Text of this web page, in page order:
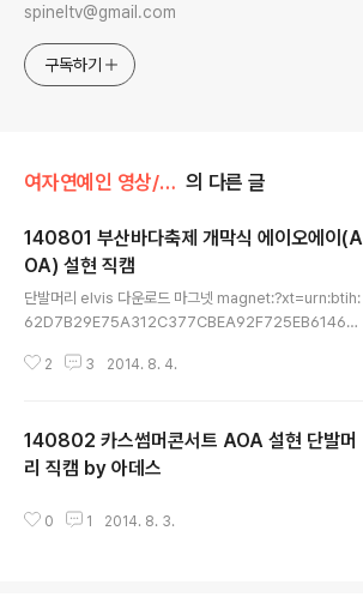
spineltv@gmail.com
구독하기
여자연예인 영상/AOA 의 다른 글
140801 부산바다축제 개막식 에이오에이(A
OA) 설현 직캠
단발머리 elvis 다운로드 마그넷 magnet:?xt=urn:btih:
62D7B29E75A312C377CBEA92F725EB6146EE
b0%eb%b0%94%eb%8b%a4%ec%b6%95%e
ec%83%81%eb%af%b8&tr=udp%3a%2f%2ftra
cker.openbittorrent.com%3a80%2fannounce&t
2fannounce&ws=http%3a%2f%2fremote.utorre
2 3 2014. 8. 4.
140802 카스썸머콘서트 AOA 설현 단발머
리 직캠 by 아데스
0 1 2014. 8. 3.